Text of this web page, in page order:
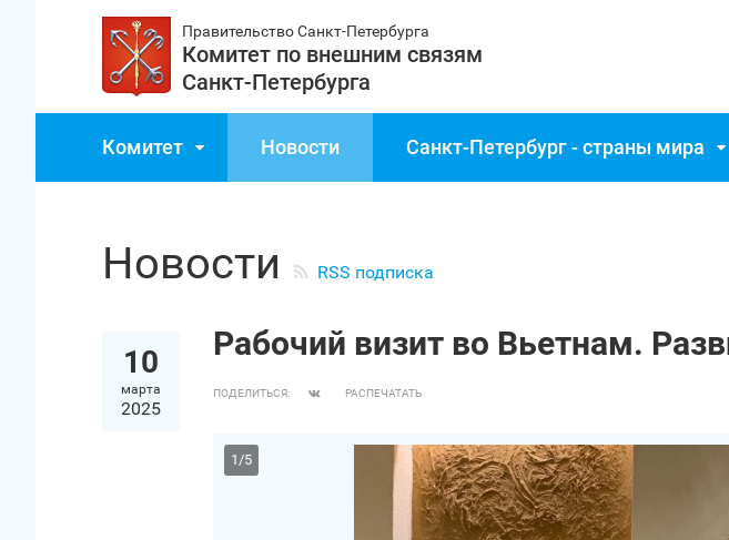
Правительство Санкт‑Петербурга
Комитет по внешним связям
Санкт‑Петербурга
Комитет Новости Санкт‑Петербург - страны мира
Новости RSS подписка
10
марта
2025
Рабочий визит во Вьетнам.
ПОДЕЛИТЬСЯ: РАСПЕЧАТАТЬ
1/5